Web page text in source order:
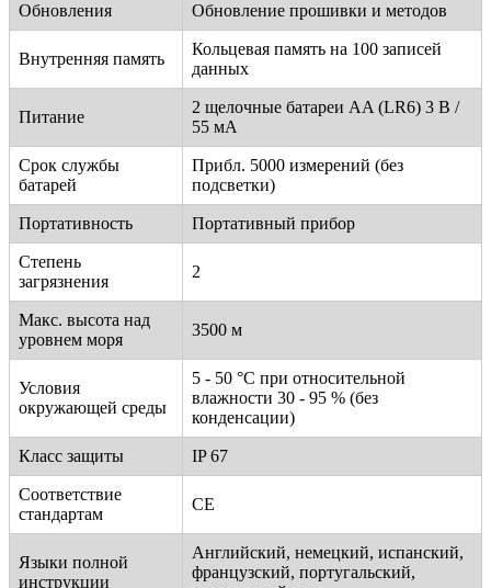
Обновления Обновление прошивки и методов
Внутренняя память
Кольцевая память на 100 записей
данных
Питание
2 щелочные батареи AA (LR6) 3 В /
55 мА
Срок службы
батарей
Прибл. 5000 измерений (без
подсветки)
Портативность Портативный прибор
Степень
загрязнения
2
Макс. высота над
уровнем моря
3500 м
Условия
окружающей среды
5 - 50 °C при относительной
влажности 30 - 95 % (без
конденсации)
Класс защиты IP 67
Соответствие
стандартам
CE
Языки полной
инструкции
Английский, немецкий, испанский,
французский, португальский,